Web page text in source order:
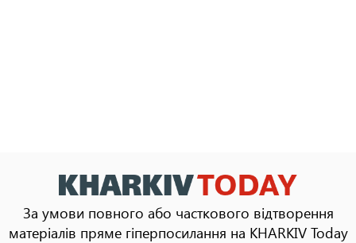
За умови повного або часткового відтворення
матеріалів пряме гіперпосилання на KHARKIV Today